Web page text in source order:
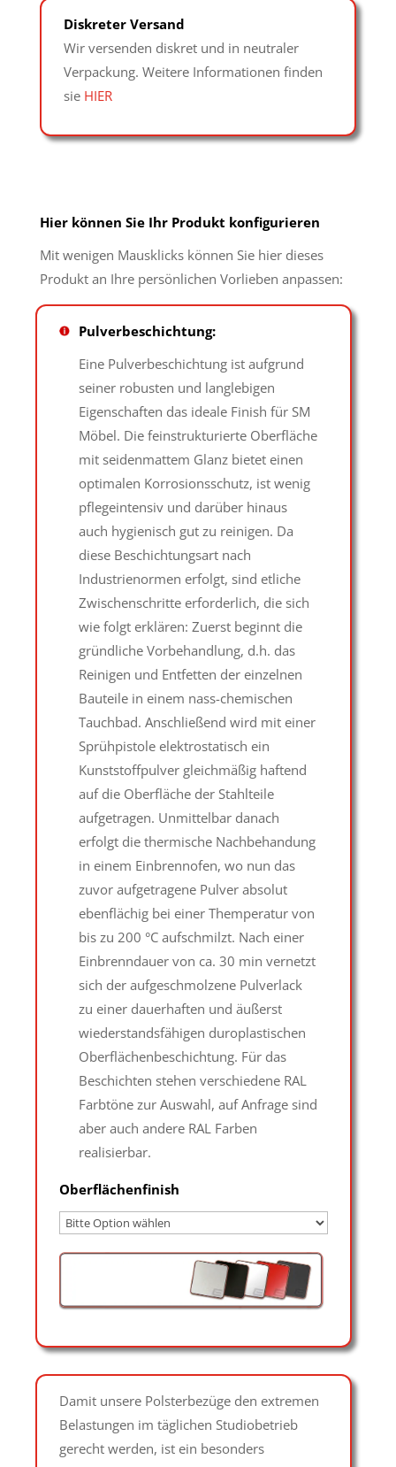
Diskreter Versand
Wir versenden diskret und in neutraler
Verpackung. Weitere Informationen finden
sie HIER
Hier können Sie Ihr Produkt konfigurieren
Mit wenigen Mausklicks können Sie hier dieses
Produkt an Ihre persönlichen Vorlieben anpassen:
Pulverbeschichtung:
Eine Pulverbeschichtung ist aufgrund
seiner robusten und langlebigen
Eigenschaften das ideale Finish für SM
Möbel. Die feinstrukturierte Oberfläche
mit seidenmattem Glanz bietet einen
optimalen Korrosionsschutz, ist wenig
pflegeintensiv und darüber hinaus
auch hygienisch gut zu reinigen. Da
diese Beschichtungsart nach
Industrienormen erfolgt, sind etliche
Zwischenschritte erforderlich, die sich
wie folgt erklären: Zuerst beginnt die
gründliche Vorbehandlung, d.h. das
Reinigen und Entfetten der einzelnen
Bauteile in einem nass-chemischen
Tauchbad. Anschließend wird mit einer
Sprühpistole elektrostatisch ein
Kunststoffpulver gleichmäßig haftend
auf die Oberfläche der Stahlteile
aufgetragen. Unmittelbar danach
erfolgt die thermische Nachbehandung
in einem Einbrennofen, wo nun das
zuvor aufgetragene Pulver absolut
ebenflächig bei einer Themperatur von
bis zu 200 °C aufschmilzt. Nach einer
Einbrenndauer von ca. 30 min vernetzt
sich der aufgeschmolzene Pulverlack
zu einer dauerhaften und äußerst
wiederstandsfähigen duroplastischen
Oberflächenbeschichtung. Für das
Beschichten stehen verschiedene RAL
Farbtöne zur Auswahl, auf Anfrage sind
aber auch andere RAL Farben
realisierbar.
Oberflächenfinish
Damit unsere Polsterbezüge den extremen
Belastungen im täglichen Studiobetrieb
gerecht werden, ist ein besonders